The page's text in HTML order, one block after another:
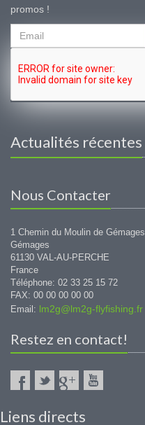
promos !
Actualités récentes
Nous Contacter
1 Chemin du Moulin de Gémages
Gémages
61130 VAL-AU-PERCHE
France
Téléphone: 02 33 25 15 72
FAX: 00 00 00 00 00
Email: lm2g@lm2g-flyfishing.fr
Restez en contact!
Liens directs